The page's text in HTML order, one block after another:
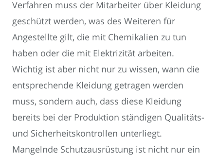
Verfahren muss der Mitarbeiter über Kleidung
geschützt werden, was des Weiteren für
Angestellte gilt, die mit Chemikalien zu tun
haben oder die mit Elektrizität arbeiten.
Wichtig ist aber nicht nur zu wissen, wann die
entsprechende Kleidung getragen werden
muss, sondern auch, dass diese Kleidung
bereits bei der Produktion ständigen Qualitäts-
und Sicherheitskontrollen unterliegt.
Mangelnde Schutzausrüstung ist nicht nur ein